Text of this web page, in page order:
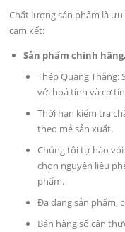
Chất lượng sản phẩm là
cam kết:
Sản phẩm chính
Thép Quang Thắng:
với hoá tính và cơ
Thời hạn kiểm tra
theo mẻ sản xuất.
Chúng tôi tự hào
chọn nguyên liệu
phẩm.
Đa dạng sản phẩm,
Bán hàng số cân